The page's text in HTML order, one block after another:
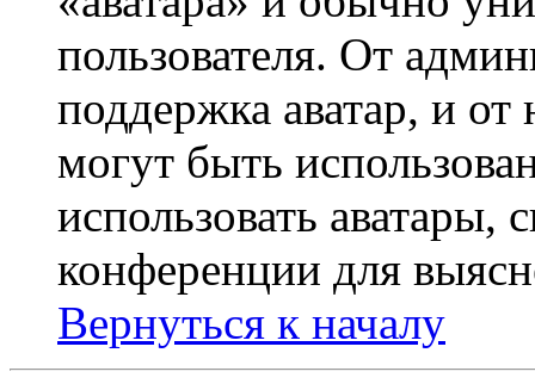
пользователя. От
поддержка аватар, и от
могут быть
использовать аватары,
конференции для
Вернуться к началу